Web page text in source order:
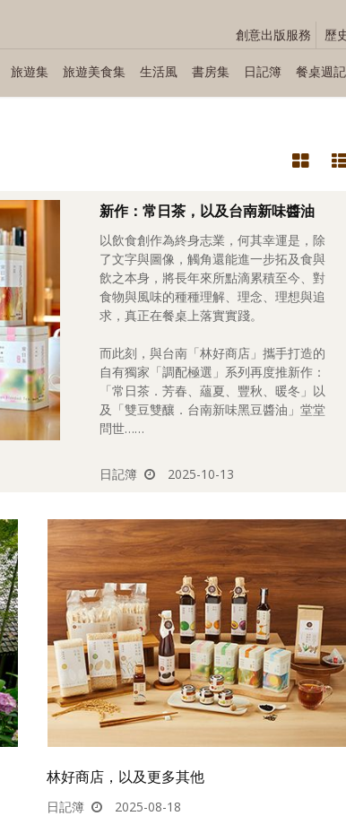
創意出版服務 歷
旅遊集 旅遊美食集 生活風 書房集 日記簿 餐桌週記
新作：常日茶，以及台南新味醬油
以飲食創作為終身志業，何其幸運是，除
了文字與圖像，觸角還能進一步拓及食與
飲之本身，將長年來所點滴累積至今、對
食物與風味的種種理解、理念、理想與追
求，真正在餐桌上落實實踐。
而此刻，與台南「林好商店」攜手打造的
自有獨家「調配極選」系列再度推新作：
「常日茶．芳春、蘊夏、豐秋、暖冬」以
及「雙豆雙釀．台南新味黑豆醬油」堂堂
問世……
日記簿 2025-10-13
林好商店，以及更多其他
日記簿 2025-08-18